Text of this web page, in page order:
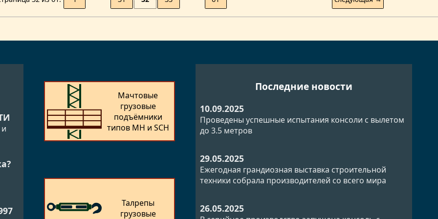
Мачтовые
грузовые
подъёмники
типов MH и SCH
Талрепы
грузовые
Последние новости
10.09.2025
Проведены успешные испытания консоли с вылетом
до 3.5 метров
29.05.2025
Ежегодная грандиозная выставка строительной
техники собрала производителей со всего мира
26.05.2025